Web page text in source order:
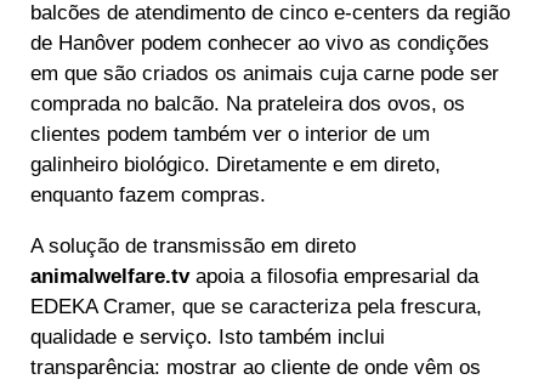
balcões de atendimento de cinco e-centers da região
de Hanôver podem conhecer ao vivo as condições
em que são criados os animais cuja carne pode ser
comprada no balcão. Na prateleira dos ovos, os
clientes podem também ver o interior de um
galinheiro biológico. Diretamente e em direto,
enquanto fazem compras.
A solução de transmissão em direto
animalwelfare.tvapoia a filosofia empresarial da
EDEKA Cramer, que se caracteriza pela frescura,
qualidade e serviço. Isto também inclui
transparência: mostrar ao cliente de onde vêm os